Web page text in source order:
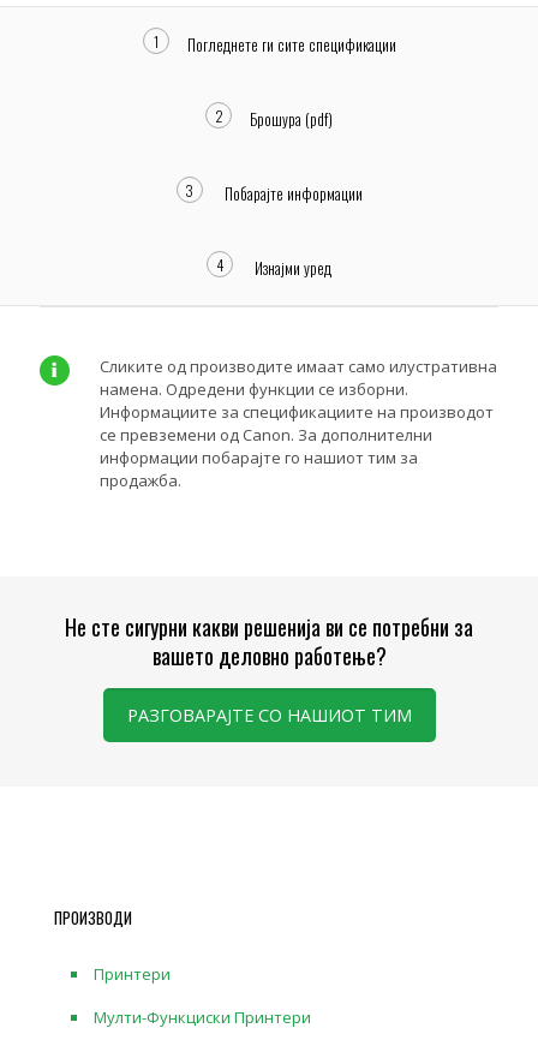
1 Погледнете ги сите спецификации
2 Брошура (pdf)
3 Побарајте информации
4 Изнајми уред
Сликите од производите имаат само илустративна
намена. Одредени функции се изборни.
Информациите за спецификациите на производот
се превземени од Canon. За дополнителни
информации побарајте го нашиот тим за
продажба.
Не сте сигурни какви решенија ви се потребни за
вашето деловно работење?
РАЗГОВАРАЈТЕ СО НАШИОТ ТИМ
ПРОИЗВОДИ
Принтери
Мулти-Функциски Принтери